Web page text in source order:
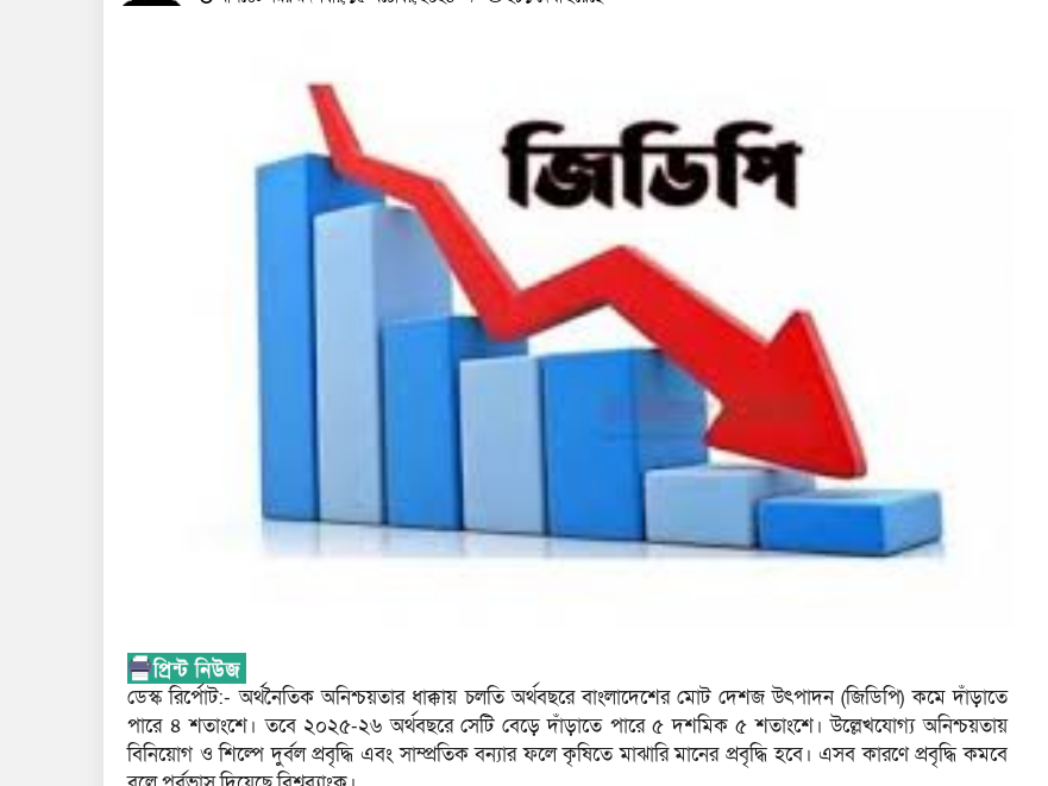
ডেস্ক রির্পোট:- অর্থনৈতিক অনিশ্চয়তার ধাক্কায় চলতি অর্থবছরে বাংলাদেশের মোট দেশজ উৎপাদন (জিডিপি) কমে দাঁড়াতে
পারে ৪ শতাংশে। তবে ২০২৫-২৬ অর্থবছরে সেটি বেড়ে দাঁড়াতে পারে ৫ দশমিক ৫ শতাংশে। উল্লেখযোগ্য অনিশ্চয়তায়
বিনিয়োগ ও শিল্পে দুর্বল প্রবৃদ্ধি এবং সাম্প্রতিক বন্যার ফলে কৃষিতে মাঝারি মানের প্রবৃদ্ধি হবে। এসব কারণে প্রবৃদ্ধি কমবে